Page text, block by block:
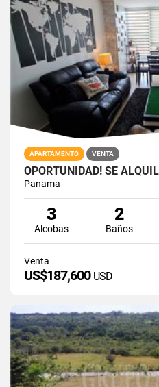
APARTAMENTO VENTA
Panama
3
Alcobas
2
Baños
Venta
US$187,600 USD